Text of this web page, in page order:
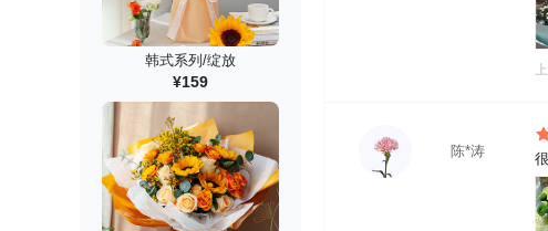
韩式系列/绽放
¥159
陈*涛